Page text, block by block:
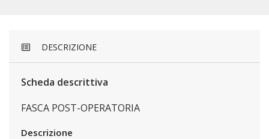
DESCRIZIONE
Scheda descrittiva
FASCA POST-OPERATORIA
Descrizione